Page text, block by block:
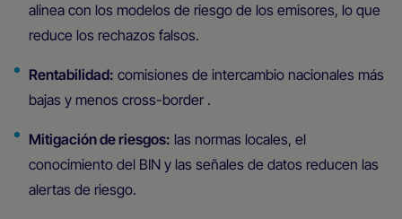
alinea con los modelos de riesgo de los emisores, lo que
reduce los rechazos falsos.
Rentabilidad: comisiones de intercambio nacionales más
bajas y menos cross-border .
Mitigación de riesgos: las normas locales, el
conocimiento del BIN y las señales de datos reducen las
alertas de riesgo.